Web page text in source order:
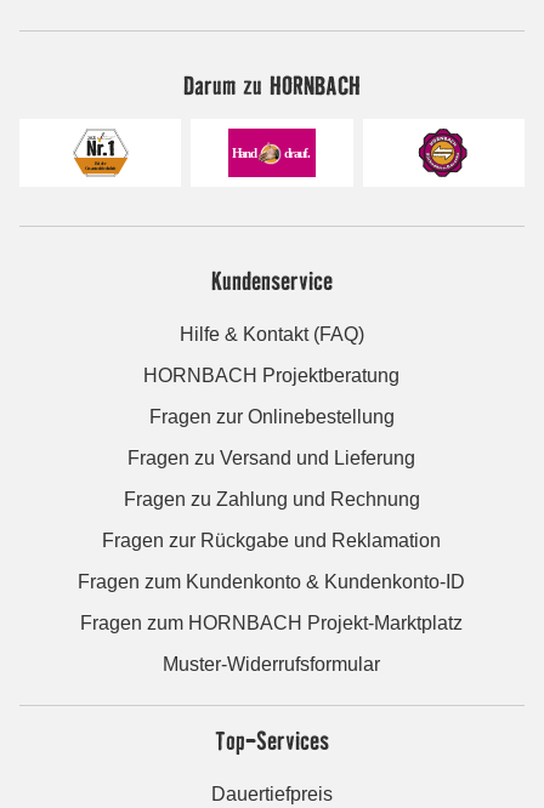
Darum zu HORNBACH
Kundenservice
Hilfe & Kontakt (FAQ)
HORNBACH Projektberatung
Fragen zur Onlinebestellung
Fragen zu Versand und Lieferung
Fragen zu Zahlung und Rechnung
Fragen zur Rückgabe und Reklamation
Fragen zum Kundenkonto & Kundenkonto-ID
Fragen zum HORNBACH Projekt-Marktplatz
Muster-Widerrufsformular
Top-Services
Dauertiefpreis